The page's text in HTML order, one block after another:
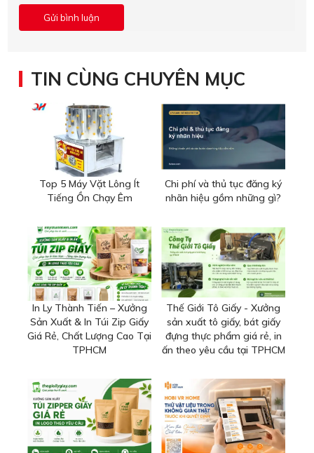
TIN CÙNG CHUYÊN MỤC
Top 5 Máy Vặt Lông Ít
Tiếng Ồn Chạy Êm
Chi phí và thủ tục đăng ký
nhãn hiệu gồm những gì?
In Ly Thành Tiến – Xưởng
Sản Xuất & In Túi Zip Giấy
Giá Rẻ, Chất Lượng Cao Tại
TPHCM
Thế Giới Tô Giấy - Xưởng
sản xuất tô giấy, bát giấy
đựng thực phẩm giá rẻ, in
ấn theo yêu cầu tại TPHCM